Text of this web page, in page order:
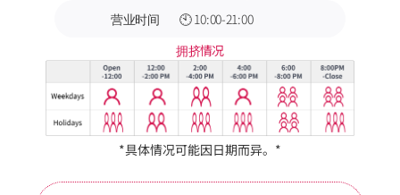
营业时间
🕙 10:00-21:00
拥挤情况
*具体情况可能因日期而异。*